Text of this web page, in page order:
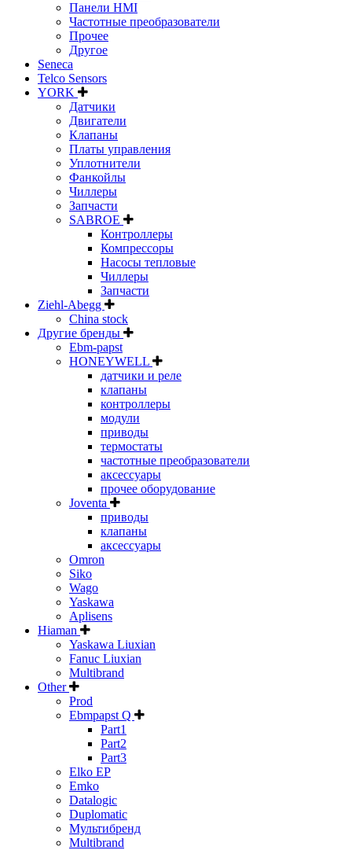
Панели HMI
Частотные преобразователи
Прочее
Другое
Seneca
Telco Sensors
YORK
Датчики
Двигатели
Клапаны
Платы управления
Уплотнители
Фанкойлы
Чиллеры
Запчасти
SABROE
Контроллеры
Компрессоры
Насосы тепловые
Чиллеры
Запчасти
Ziehl-Abegg
China stock
Другие бренды
Ebm-papst
HONEYWELL
датчики и реле
клапаны
контроллеры
модули
приводы
термостаты
частотные преобразователи
аксессуары
прочее оборудование
Joventa
приводы
клапаны
аксессуары
Omron
Siko
Wago
Yaskawa
Aplisens
Hiaman
Yaskawa Liuxian
Fanuc Liuxian
Multibrand
Other
Prod
Ebmpapst Q
Part1
Part2
Part3
Elko EP
Emko
Datalogic
Duplomatic
Мультибренд
Multibrand